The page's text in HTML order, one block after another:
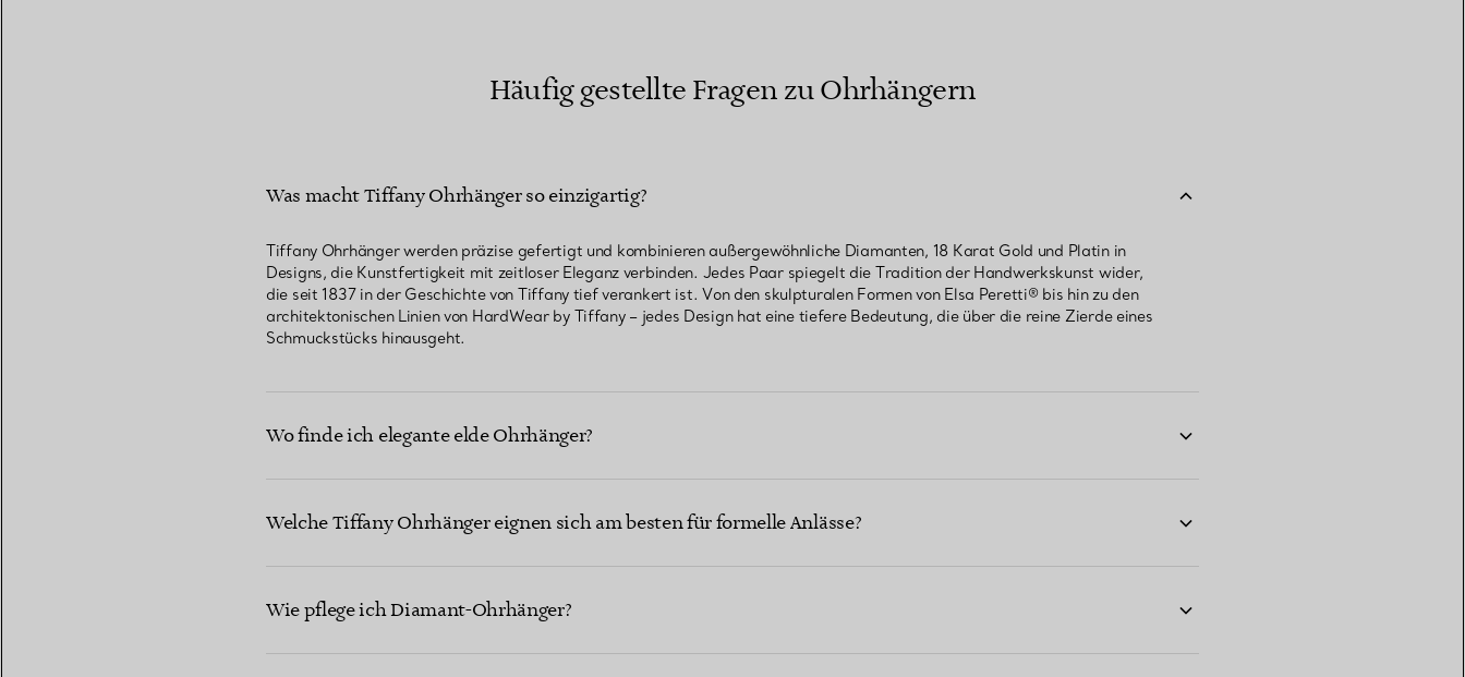
Häufig gestellte Fragen zu Ohrhängern
Was macht Tiffany Ohrhänger so einzigartig?
Tiffany Ohrhänger werden präzise gefertigt und kombinieren außergewöhnliche Diamanten, 18 Karat Gold und Platin in
Designs, die Kunstfertigkeit mit zeitloser Eleganz verbinden. Jedes Paar spiegelt die Tradition der Handwerkskunst wider,
die seit 1837 in der Geschichte von Tiffany tief verankert ist. Von den skulpturalen Formen von Elsa Peretti® bis hin zu den
architektonischen Linien von HardWear by Tiffany – jedes Design hat eine tiefere Bedeutung, die über die reine Zierde eines
Schmuckstücks hinausgeht.
Wo finde ich elegante elde Ohrhänger?
Welche Tiffany Ohrhänger eignen sich am besten für formelle Anlässe?
Wie pflege ich Diamant-Ohrhänger?